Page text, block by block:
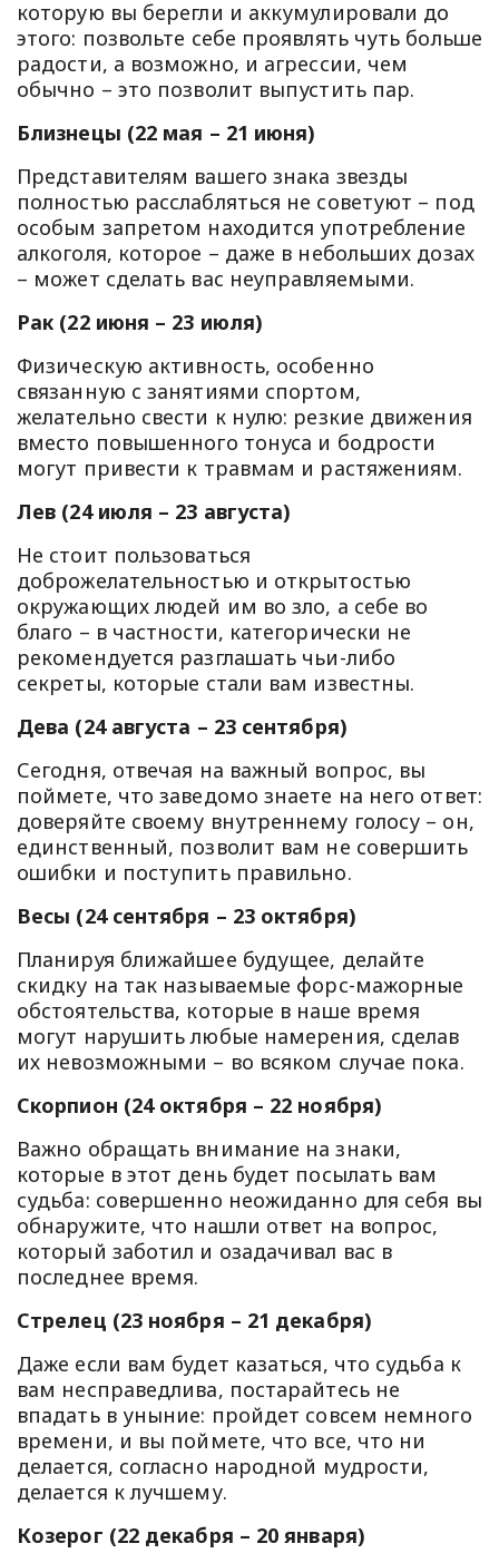
которую вы берегли и аккумулировали до
этого: позвольте себе проявлять чуть больше
радости, а возможно, и агрессии, чем
обычно – это позволит выпустить пар.
Близнецы (22 мая – 21 июня)
Представителям вашего знака звезды
полностью расслабляться не советуют – под
особым запретом находится употребление
алкоголя, которое – даже в небольших дозах
– может сделать вас неуправляемыми.
Рак (22 июня – 23 июля)
Физическую активность, особенно
связанную с занятиями спортом,
желательно свести к нулю: резкие движения
вместо повышенного тонуса и бодрости
могут привести к травмам и растяжениям.
Лев (24 июля – 23 августа)
Не стоит пользоваться
доброжелательностью и открытостью
окружающих людей им во зло, а себе во
благо – в частности, категорически не
рекомендуется разглашать чьи-либо
секреты, которые стали вам известны.
Дева (24 августа – 23 сентября)
Сегодня, отвечая на важный вопрос, вы
поймете, что заведомо знаете на него ответ:
доверяйте своему внутреннему голосу – он,
единственный, позволит вам не совершить
ошибки и поступить правильно.
Весы (24 сентября – 23 октября)
Планируя ближайшее будущее, делайте
скидку на так называемые форс-мажорные
обстоятельства, которые в наше время
могут нарушить любые намерения, сделав
их невозможными – во всяком случае пока.
Скорпион (24 октября – 22 ноября)
Важно обращать внимание на знаки,
которые в этот день будет посылать вам
судьба: совершенно неожиданно для себя вы
обнаружите, что нашли ответ на вопрос,
который заботил и озадачивал вас в
последнее время.
Стрелец (23 ноября – 21 декабря)
Даже если вам будет казаться, что судьба к
вам несправедлива, постарайтесь не
впадать в уныние: пройдет совсем немного
времени, и вы поймете, что все, что ни
делается, согласно народной мудрости,
делается к лучшему.
Козерог (22 декабря – 20 января)